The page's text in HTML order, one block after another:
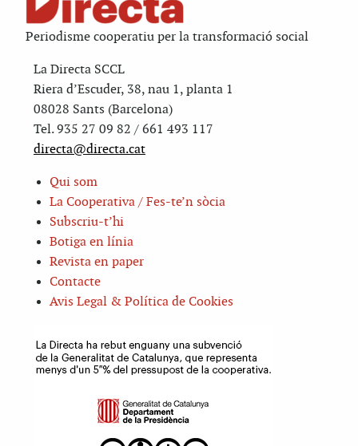
Periodisme cooperatiu per la transformació social
La Directa SCCL
Riera d’Escuder, 38, nau 1, planta 1
08028 Sants (Barcelona)
Tel. 935 27 09 82 / 661 493 117
directa@directa.cat
Qui som
La Cooperativa / Fes-te’n sòcia
Subscriu-t’hi
Botiga en línia
Revista en paper
Contacte
Avis Legal & Política de Cookies